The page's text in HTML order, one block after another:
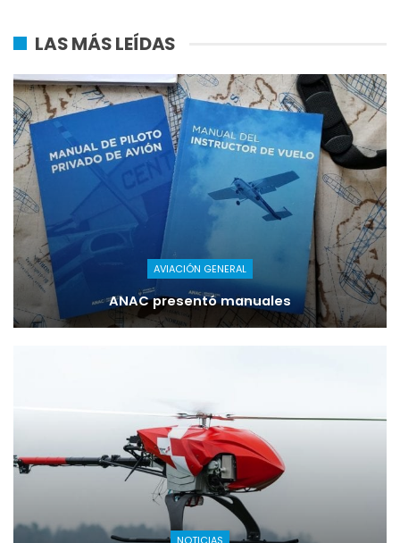
LAS MÁS LEÍDAS
AVIACIÓN GENERAL
ANAC presentó manuales